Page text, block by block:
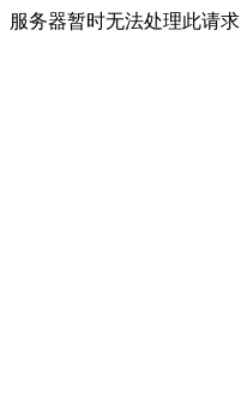
服务器暂时无法处理此请求